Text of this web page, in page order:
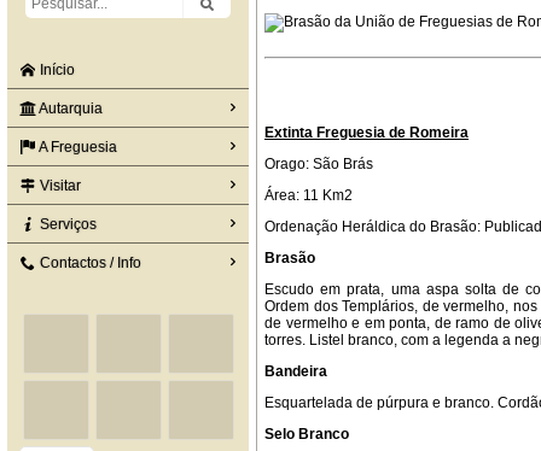
Início
Autarquia
A Freguesia
Visitar
Serviços
Contactos / Info
Extinta Freguesia de Romeira
Orago: São Brás
Área: 11 Km2
Ordenação Heráldica do Brasão:
Brasão
Escudo em prata, uma aspa solta de
Ordem dos Templários, de vermelho,
de vermelho e em ponta, de ramo de
torres. Listel branco, com a legenda a
Bandeira
Esquartelada de púrpura e branco.
Selo Branco